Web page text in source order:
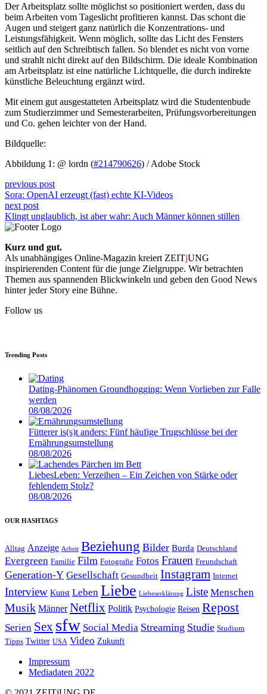
Der Arbeitsplatz sollte möglichst so positioniert werden, dass du
beim Arbeiten vom Tageslicht profitieren kannst. Das schont die
Augen und steigert ganz natürlich die Konzentrations- und
Leistungsfähigkeit. Wenn möglich, sollte das Licht des Fensters
seitlich auf den Schreibtisch fallen. So blendet es nicht von vorne
und strahlt nicht direkt auf den Bildschirm. Die ideale Kombination
am Arbeitsplatz ist eine natürliche Lichtquelle, die durch indirekte
künstliche Beleuchtung ergänzt wird.
Mit einem gut ausgestatteten Arbeitsplatz wird die Studentenbude
zum Studierzimmer und Semesterarbeiten, Prüfungsvorbereitungen
und Co. gehen leichter von der Hand.
Bildquelle:
Abbildung 1: @ lordn (#214790626) / Adobe Stock
previous post
Sora: OpenAI erzeugt (fast) echte KI-Videos
next post
Klingt unglaublich, ist aber wahr: Auch Männer können stillen
Kurz und gut.
Als unabhängiges Online-Magazin kreiert ZEITjUNG
inspirierenden Content für die junge Zielgruppe. Wir betrachten
Themen aus spannenden Blickwinkeln und geben den Good News
hinter jeder Story eine Bühne.
Follow us
Trending Posts
Dating-Phänomen Groundhogging: Wenn Vorlieben zur Falle
werden
08/08/2026
Fütterer is(s)t anders: Fünf häufige Trugschlüsse bei der
Ernährungsumstellung
08/08/2026
LiebesLeben: Verzeihen – Ein Zeichen von Stärke oder
fehlendem Stolz?
08/08/2026
OUR HASHTAGS
Alltag Anzeige Arbeit Beziehung Bilder Burda Deutschland
Evergreen Familie Film Fotografie Fotos Frauen Freundschaft
Generation-Y Gesellschaft Gesundheit Instagram Internet
Interview Kunst Leben Liebe Liebeserklärung Liste Menschen
Musik Männer Netflix Politik Psychologie Reisen Repost
Serien Sex sfw Social Media Streaming Studie Studium
Tipps Twitter USA Video Zukunft
Impressum
Mediadaten 2022